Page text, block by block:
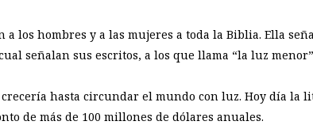
los hombres y a las mujeres a toda la Biblia. Ella
señalan sus escritos, a los que llama “la luz
hasta circundar el mundo con luz. Hoy día la
de más de 100 millones de dólares anuales.